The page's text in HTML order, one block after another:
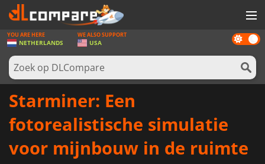
SPELLEN
GAME CARDS
SOFTWARE
LOG IN OF REGISTREER
Dark
mode
YOU ARE HERE
NETHERLANDS
WE ALSO SUPPORT
USA
Starminer: Een
fotorealistische simulatie
voor mijnbouw in de ruimte